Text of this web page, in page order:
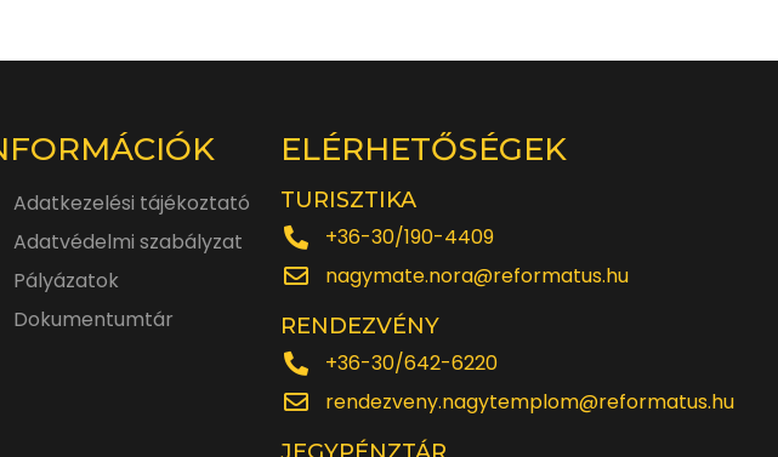
Adatkezelési tájékoztató
Adatvédelmi szabályzat
Pályázatok
Dokumentumtár
ELÉRHETŐSÉGEK
TURISZTIKA
+36-30/190-4409
nagymate.nora@reformatus.hu
RENDEZVÉNY
+36-30/642-6220
rendezveny.nagytemplom@reformatus.hu